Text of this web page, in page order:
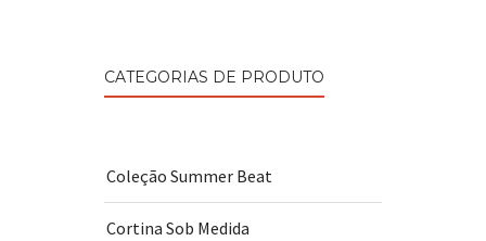
CATEGORIAS DE PRODUTO
Coleção Summer Beat
Cortina Sob Medida